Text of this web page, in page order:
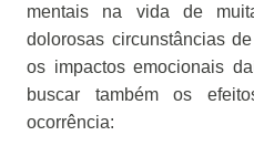
mentais na vida de
dolorosas circunstâncias
os impactos emocionais
buscar também os
ocorrência: